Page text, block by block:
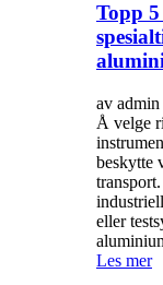
Topp
av
Å velge
beskytte
eller
Les mer